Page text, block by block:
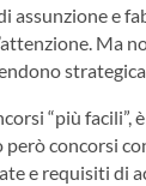
assunzione e
Ma
“più
però concorsi
e requisiti di